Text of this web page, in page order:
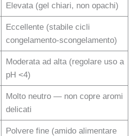
Elevata (gel chiari, non opachi)
Eccellente (stabile cicli
congelamento-scongelamento)
Moderata ad alta (regolare uso a
pH <4)
Molto neutro — non copre aromi
delicati
Polvere fine (amido alimentare